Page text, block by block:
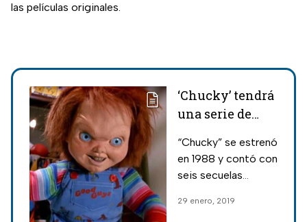
las películas originales.
‘Chucky’ tendrá
una serie de
“Chucky” se estrenó
en 1988 y contó con
seis secuelas
y dirigidas por
29 enero, 2019